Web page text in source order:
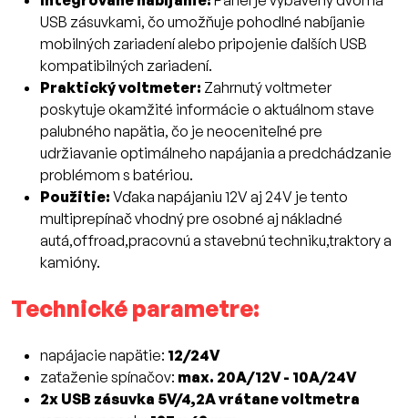
USB zásuvkami, čo umožňuje pohodlné nabíjanie
mobilných zariadení alebo pripojenie ďalších USB
kompatibilných zariadení.
Praktický voltmeter: Zahrnutý voltmeter
poskytuje okamžité informácie o aktuálnom stave
palubného napätia, čo je neoceniteľné pre
udržiavanie optimálneho napájania a predchádzanie
problémom s batériou.
Použitie: Vďaka napájaniu 12V aj 24V je tento
multiprepínač vhodný pre osobné aj nákladné
autá,offroad,pracovnú a stavebnú techniku,traktory a
kamióny.
Technické parametre:
napájacie napätie: 12/24V
zaťaženie spínačov: max. 20A/12V - 10A/24V
2x USB zásuvka 5V/4,2A vrátane voltmetra